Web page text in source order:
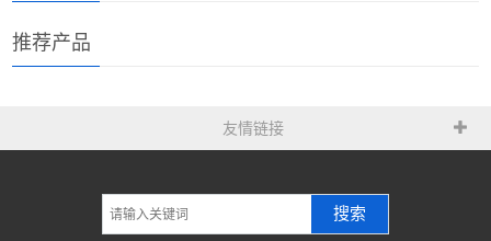
推荐产品
友情链接
搜索